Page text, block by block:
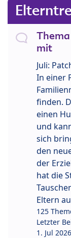
mit
Juli:
In einer
finden.
einen
und
sich
den
der
hat die
Eltern
125
Letzter
1. Jul